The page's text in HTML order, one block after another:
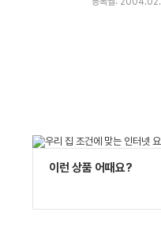
이런 상품 어때요?